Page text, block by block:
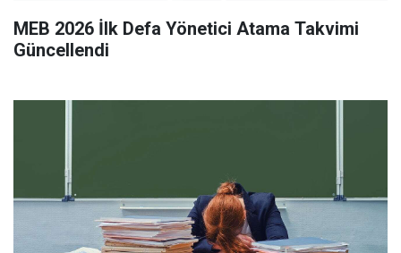
MEB 2026 İlk Defa Yönetici Atama Takvimi
Güncellendi